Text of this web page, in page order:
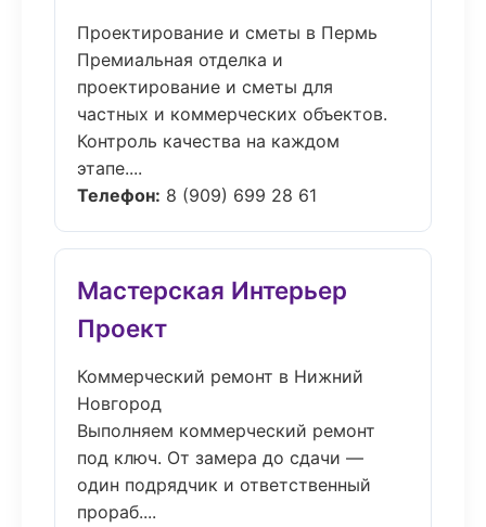
Проектирование и сметы в Пермь
Премиальная отделка и
проектирование и сметы для
частных и коммерческих объектов.
Контроль качества на каждом
этапе....
Телефон: 8 (909) 699 28 61
Мастерская Интерьер
Проект
Коммерческий ремонт в Нижний
Новгород
Выполняем коммерческий ремонт
под ключ. От замера до сдачи —
один подрядчик и ответственный
прораб....